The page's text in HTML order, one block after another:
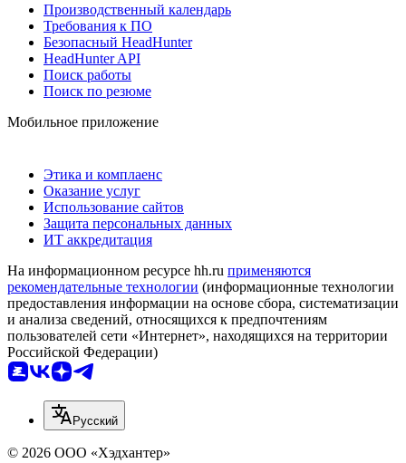
Производственный календарь
Требования к ПО
Безопасный HeadHunter
HeadHunter API
Поиск работы
Поиск по резюме
Мобильное приложение
Этика и комплаенс
Оказание услуг
Использование сайтов
Защита персональных данных
ИТ аккредитация
На информационном ресурсе hh.ru применяются
рекомендательные технологии (информационные технологии
предоставления информации на основе сбора, систематизации
и анализа сведений, относящихся к предпочтениям
пользователей сети «Интернет», находящихся на территории
Российской Федерации)
Русский
© 2026 ООО «Хэдхантер»